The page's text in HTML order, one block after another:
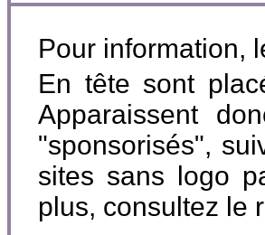
Pour information,
En tête sont
Apparaissent
"sponsorisés",
sites sans logo
plus, consultez le